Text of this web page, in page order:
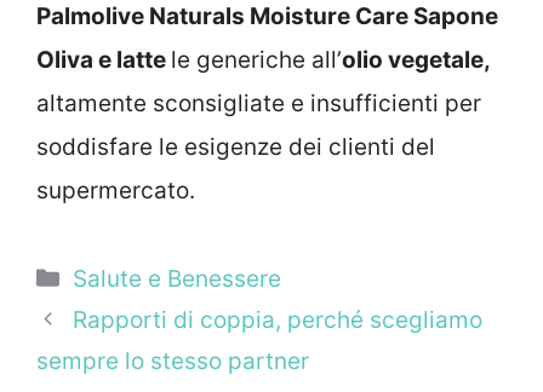
Palmolive Naturals Moisture Care Sapone
Oliva e latte le generiche all’olio vegetale,
altamente sconsigliate e insufficienti per
soddisfare le esigenze dei clienti del
supermercato.
Categorie
Salute e Benessere
Rapporti di coppia, perché scegliamo
sempre lo stesso partner